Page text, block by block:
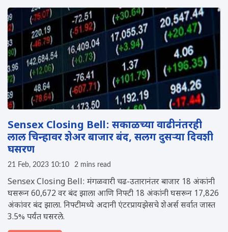
Sensex Closing Bell: सकाळच्या वाढीनंतरही
लाल चिन्हावर शेअर बाजार बंद, सलग दुसऱ्या दिवशी
घसरण
21 Feb, 2023 10:10 2 mins read
Sensex Closing Bell: मंगळवारी चढ-उतारानंतर बाजार 18 अंकांनी
घसरून 60,672 वर बंद झाला आणि निफ्टी 18 अंकांनी घसरून 17,826
अंकांवर बंद झाला. निफ्टीमध्ये अदानी एंटरप्रायझेसचे शेअर्स सर्वात जास्त
3.5% पर्यंत घसरले.